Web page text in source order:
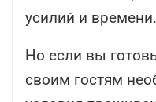
усилий и времени.
Но если вы
своим гостям